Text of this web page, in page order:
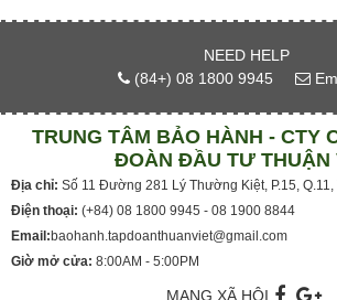
Tra cứu hạn bảo hành
Chính sách & Hướng dẫn
Currency
NEED HELP
(84+) 08 1800 9945
TRUNG TÂM BẢO HÀNH - CTY
ĐOÀN ĐẦU TƯ THUẬN
Địa chỉ: Số 11 Đường 281 Lý Thường Kiệt, P.15, Q.11,
Điện thoại: (+84) 08 1800 9945 - 08 1900 8844
Email:baohanh.tapdoanthuanviet@gmail.com
Giờ mở cửa: 8:00AM - 5:00PM
MẠNG XÃ HỘI